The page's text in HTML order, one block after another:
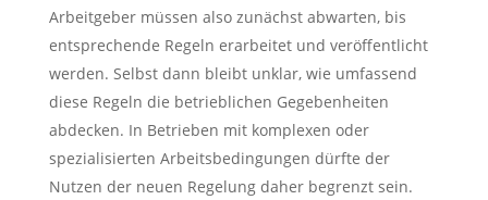
Arbeitgeber müssen also zunächst abwarten, bis
entsprechende Regeln erarbeitet und veröffentlicht
werden. Selbst dann bleibt unklar, wie umfassend
diese Regeln die betrieblichen Gegebenheiten
abdecken. In Betrieben mit komplexen oder
spezialisierten Arbeitsbedingungen dürfte der
Nutzen der neuen Regelung daher begrenzt sein.